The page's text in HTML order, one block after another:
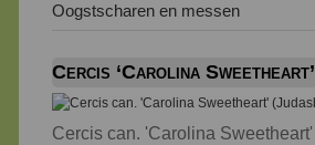
Oogstscharen en messen
Cercis ‘Carolina Sweetheart’
Cercis can. 'Carolina Sweetheart'